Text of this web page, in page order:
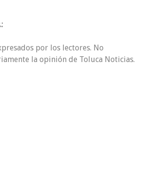
por los lectores. No
la opinión de Toluca Noticias.